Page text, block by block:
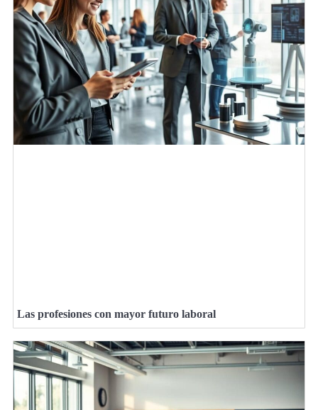
Las profesiones con mayor futuro laboral